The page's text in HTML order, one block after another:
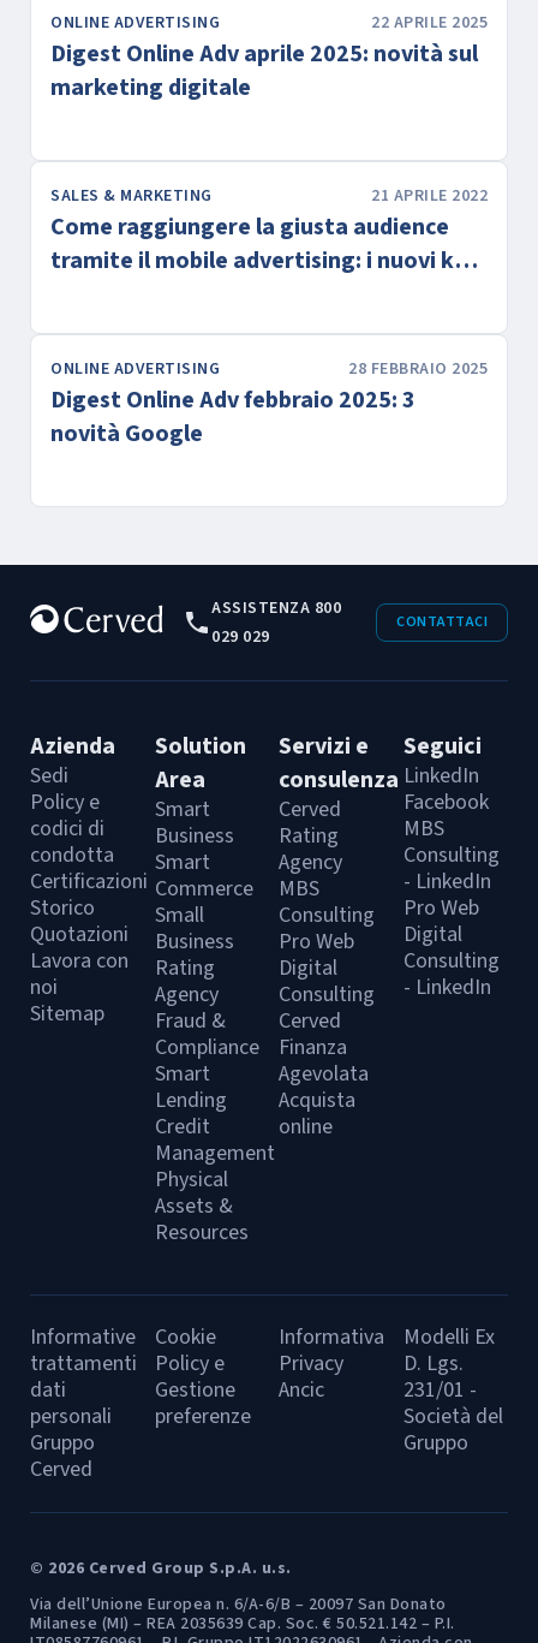
ONLINE ADVERTISING 22 APRILE 2025
Digest Online Adv aprile 2025: novità sul
marketing digitale
SALES & MARKETING 21 APRILE 2022
Come raggiungere la giusta audience
tramite il mobile advertising: i nuovi kpi
ONLINE ADVERTISING 28 FEBBRAIO 2025
Digest Online Adv febbraio 2025: 3
novità Google
ASSISTENZA 800
029 029
CONTATTACI
Azienda
Sedi
Policy e
codici di
condotta
Certificazioni
Storico
Quotazioni
Lavora con
noi
Sitemap
Solution
Area
Smart
Business
Smart
Commerce
Small
Business
Rating
Agency
Fraud &
Compliance
Smart
Lending
Credit
Management
Physical
Assets &
Resources
Servizi e
consulenza
Cerved
Rating
Agency
MBS
Consulting
Pro Web
Digital
Consulting
Cerved
Finanza
Agevolata
Acquista
online
Seguici
LinkedIn
Facebook
MBS
Consulting
- LinkedIn
Pro Web
Digital
Consulting
- LinkedIn
Informative
trattamenti
dati
personali
Gruppo
Cerved
Cookie
Policy e
Gestione
preferenze
Informativa
Privacy
Ancic
Modelli Ex
D. Lgs.
231/01 -
Società del
Gruppo
© 2026 Cerved Group S.p.A. u.s.
Via dell’Unione Europea n. 6/A-6/B – 20097 San Donato
Milanese (MI) – REA 2035639 Cap. Soc. € 50.521.142 – P.I.